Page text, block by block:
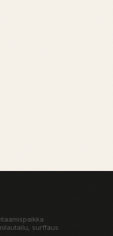
surffaus